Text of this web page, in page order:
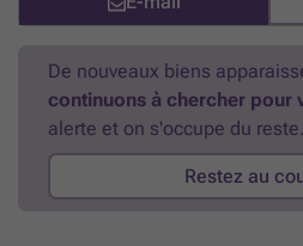
Heeft u interesse in deze eigendom?
savoir plus ?
De nouveaux biens
continuons à chercher pour
alerte et on s'occupe du reste.
Restez au